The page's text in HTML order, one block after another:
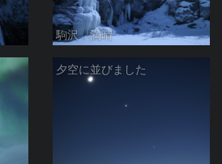
駒沢 満晴
夕空に並びました